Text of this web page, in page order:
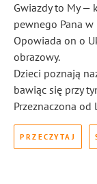
Gwiazdy to My —
pewnego Pana
Opowiada on o
obrazowy.
Dzieci poznają
bawiąc się przy
Przeznaczona
PRZECZYTAJ